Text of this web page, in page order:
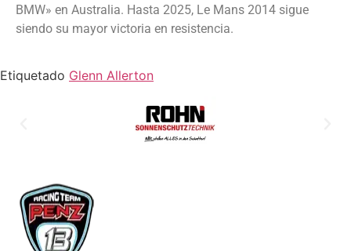
BMW» en Australia. Hasta 2025, Le Mans 2014 sigue
siendo su mayor victoria en resistencia.
Etiquetado Glenn Allerton